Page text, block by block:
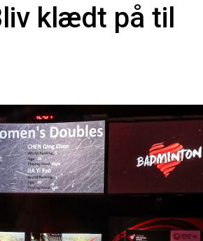
klædt på til